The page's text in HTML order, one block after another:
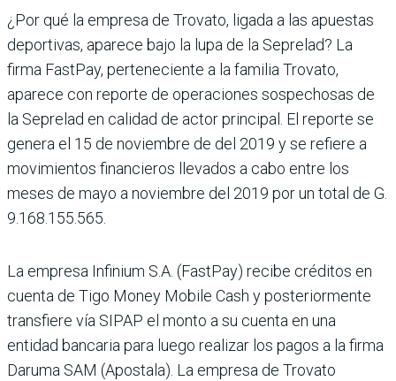
¿Por qué la empresa de Trovato, ligada a las apuestas
deportivas, aparece bajo la lupa de la Seprelad? La
firma FastPay, perteneciente a la familia Trovato,
aparece con reporte de operaciones sospechosas de
la Seprelad en calidad de actor principal. El reporte se
genera el 15 de noviembre de del 2019 y se refiere a
movimientos financieros llevados a cabo entre los
meses de mayo a noviembre del 2019 por un total de G.
9.168.155.565.
La empresa Infinium S.A. (FastPay) recibe créditos en
cuenta de Tigo Money Mobile Cash y posteriormente
transfiere vía SIPAP el monto a su cuenta en una
entidad bancaria para luego realizar los pagos a la firma
Daruma SAM (Apostala). La empresa de Trovato